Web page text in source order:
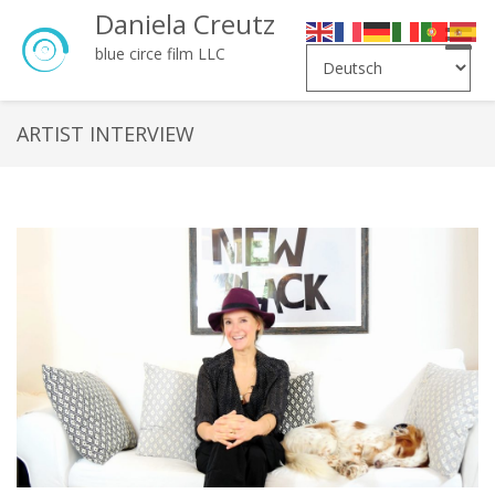
Daniela Creutz
blue circe film LLC
Toggle
ARTIST INTERVIEW